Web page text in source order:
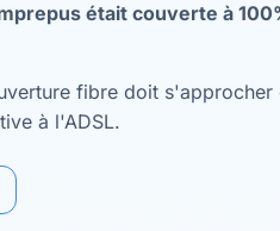
était couverte à
fibre doit
à l'ADSL.